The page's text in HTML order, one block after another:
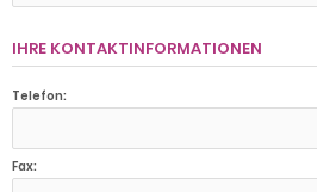
IHRE KONTAKTINFORMATIONEN
Telefon:
Fax: